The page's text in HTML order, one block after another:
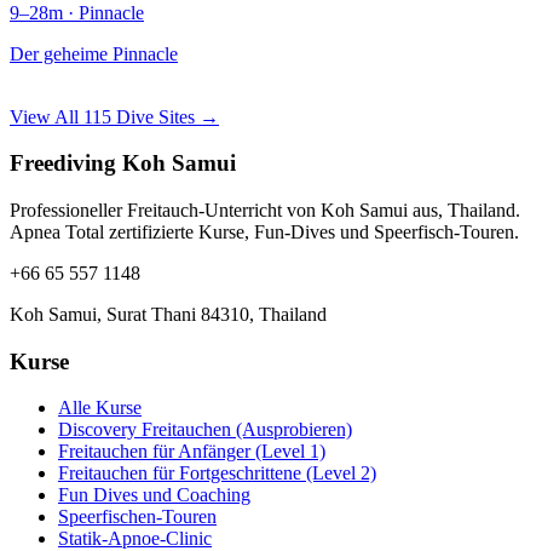
9–28m · Pinnacle
Der geheime Pinnacle
View All 115 Dive Sites →
Freediving Koh Samui
Professioneller Freitauch-Unterricht von Koh Samui aus, Thailand.
Apnea Total zertifizierte Kurse, Fun-Dives und Speerfisch-Touren.
+66 65 557 1148
Koh Samui, Surat Thani 84310, Thailand
Kurse
Alle Kurse
Discovery Freitauchen (Ausprobieren)
Freitauchen für Anfänger (Level 1)
Freitauchen für Fortgeschrittene (Level 2)
Fun Dives und Coaching
Speerfischen-Touren
Statik-Apnoe-Clinic